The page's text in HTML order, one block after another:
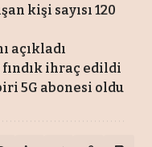
kişi sayısı 120
açıkladı
fındık ihraç edildi
5G abonesi oldu